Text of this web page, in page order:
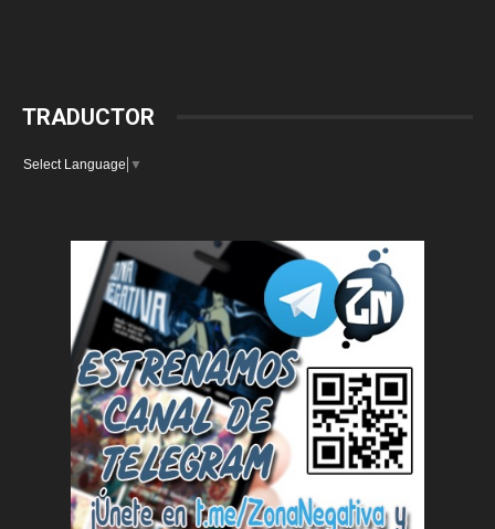
TRADUCTOR
Select Language ▼